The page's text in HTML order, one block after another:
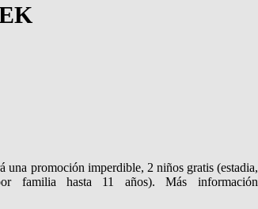
una promoción imperdible, 2 niños gratis (estadia,
familia hasta 11 años). Más información